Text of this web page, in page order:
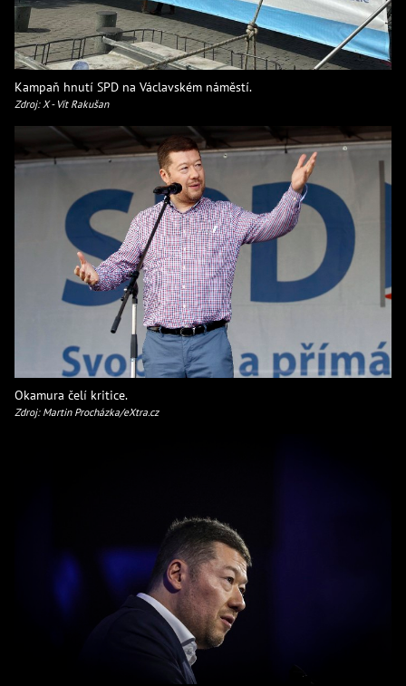
Kampaň hnutí SPD na Václavském náměstí.
Zdroj: X - Vít Rakušan
Okamura čelí kritice.
Zdroj: Martin Procházka/eXtra.cz